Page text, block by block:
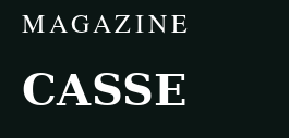
MAGAZINE
CASSE